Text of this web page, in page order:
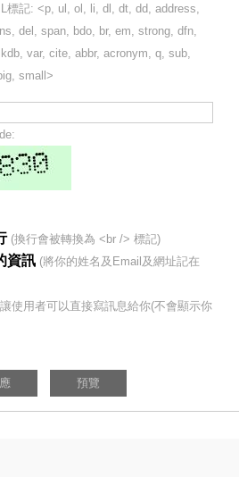
標記: <p, ul, ol, li, dl, dt, dd, address,
del, span, bdo, br, em, strong, dfn,
var, cite, abbr, acronym, q, sub,
small>
(換行會被轉換為 <br /> 標記)
資訊 (將你的姓名及Email及網址記在
使用者可以直接寫訊息給你(不會顯示你